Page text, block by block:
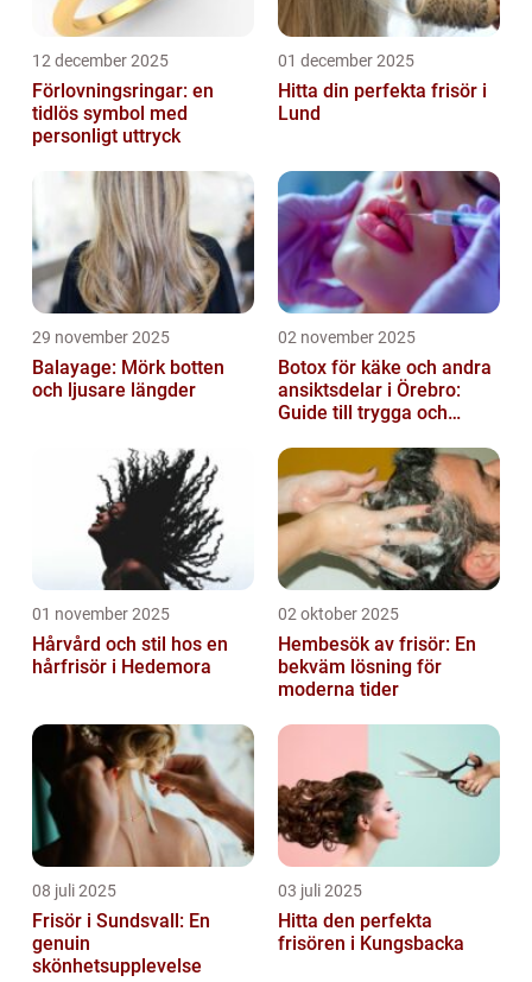
12 december 2025
Förlovningsringar: en
tidlös symbol med
personligt uttryck
01 december 2025
Hitta din perfekta frisör i
Lund
29 november 2025
Balayage: Mörk botten
och ljusare längder
02 november 2025
Botox för käke och andra
ansiktsdelar i Örebro:
Guide till trygga och
01 november 2025
Hårvård och stil hos en
hårfrisör i Hedemora
02 oktober 2025
Hembesök av frisör: En
bekväm lösning för
moderna tider
08 juli 2025
Frisör i Sundsvall: En
genuin
skönhetsupplevelse
03 juli 2025
Hitta den perfekta
frisören i Kungsbacka